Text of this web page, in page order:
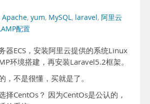
Apache, yum, MySQL, laravel, 阿里云
配置
器ECS，安装阿里云提供的系统Linux
环境搭建，再安装Laravel5.2框架。
，不是很懂，买就是了。
择CentOs？ 因为CentOs是公认的，